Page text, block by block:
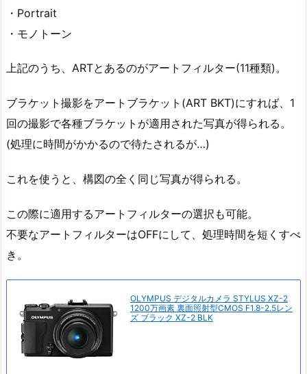
・Portrait
・モノトーン
上記のうち、ARTとあるのがアートフィルター(11種類)。
ブラケット撮影をアートブラケット(ART BKT)にすれば、1
回の撮影で各種ブラケットが適用された写真が得られる。
(処理に時間がかかるので待たされるが…)
これを使うと、構図の全く同じ写真が得られる。
この際に適用するアートフィルターの選択も可能。
不要なアートフィルターはOFFにして、処理時間を短くすべ
き。
OLYMPUS デジタルカメラ STYLUS XZ-2
1200万画素 裏面照射型CMOS F1.8-2.5レン
ズ ブラック XZ-2 BLK